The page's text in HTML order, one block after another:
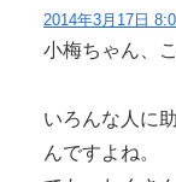
2014年3月17日
小梅ちゃん、
いろんな人に
んですよね。